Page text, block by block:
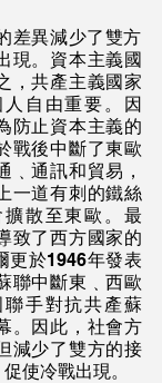
現。資本主義國
，共產主義國家
自由重要。因
防止資本主義的
戰後中斷了東歐
﹑通訊和貿易，
一道有刺的鐵絲
散至東歐。最
致了西方國家的
更於1946年發表
聯中斷東﹑西歐
手對抗共產蘇
。因此，社會方
減少了雙方的接
使冷戰出現。